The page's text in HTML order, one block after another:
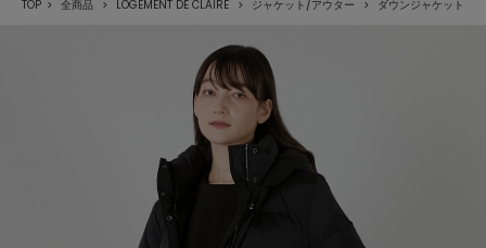
TOP 全商品 LOGEMENT DE CLAIRE ジャケット/アウター ダウンジャケット/コ